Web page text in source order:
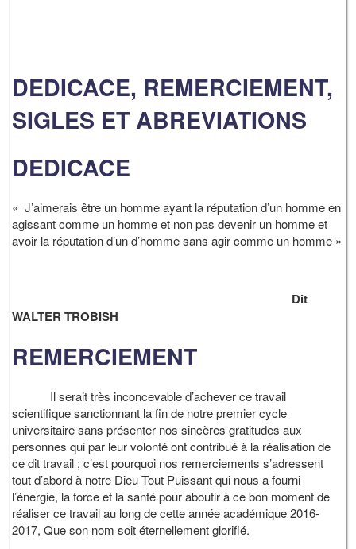
DEDICACE, REMERCIEMENT,
SIGLES ET ABREVIATIONS
DEDICACE
« J’aimerais être un homme ayant la réputation d’un homme en
agissant comme un homme et non pas devenir un homme et
avoir la réputation d’un d’homme sans agir comme un homme »
Dit
WALTER TROBISH
REMERCIEMENT
Il serait très inconcevable d’achever ce travail
scientifique sanctionnant la fin de notre premier cycle
universitaire sans présenter nos sincères gratitudes aux
personnes qui par leur volonté ont contribué à la réalisation de
ce dit travail ; c’est pourquoi nos remerciements s’adressent
tout d’abord à notre Dieu Tout Puissant qui nous a fourni
l’énergie, la force et la santé pour aboutir à ce bon moment de
réaliser ce travail au long de cette année académique 2016-
2017, Que son nom soit éternellement glorifié.